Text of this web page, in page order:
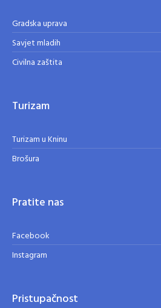
Gradska uprava
Savjet mladih
Civilna zaštita
Turizam
Turizam u Kninu
Brošura
Pratite nas
Facebook
Instagram
Pristupačnost